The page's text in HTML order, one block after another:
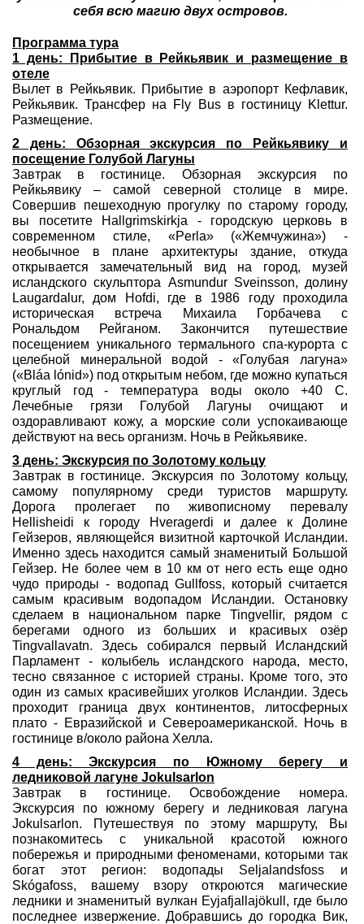
О компании
Отзывы
себя всю магию двух островов.
Программа тура
1 день: Прибытие в Рейкьявик и размещение в
отеле
Вылет в Рейкьявик. Прибытие в аэропорт Кефлавик,
Рейкьявик. Трансфер на Fly Bus в гостиницу Klettur.
Размещение.
2 день: Обзорная экскурсия по Рейкьявику и
посещение Голубой Лагуны
Завтрак в гостинице. Обзорная экскурсия по
Рейкьявику – самой северной столице в мире.
Совершив пешеходную прогулку по старому городу,
вы посетите Hallgrimskirkja - городскую церковь в
современном стиле, «Perla» («Жемчужина») -
необычное в плане архитектуры здание, откуда
открывается замечательный вид на город, музей
исландского скульптора Asmundur Sveinsson, долину
Laugardalur, дом Hofdi, где в 1986 году проходила
историческая встреча Михаила Горбачева с
Рональдом Рейганом. Закончитcя путешествие
посeщением уникального термального спа-курорта с
целебной минеральной водой - «Голубая лагуна»
(«Bláa lónid») под открытым небом, где можно купаться
круглый год - температура воды около +40 C.
Лечебные грязи Голубой Лагуны очищают и
оздоравливают кожу, а морские соли успокаивающе
действуют на весь организм. Ночь в Рейкьявике.
3 день: Экскурсия по Золотому кольцу
Завтрак в гостинице. Экскурсия по Золотому кольцу,
самому популярному среди туристов маршруту.
Дорога пролегает по живописному перевалу
Hellisheidi к городу Hveragerdi и далее к Долине
Гейзеров, являющейся визитной карточкой Исландии.
Именно здесь находится самый знаменитый Большой
Гейзер. Не более чем в 10 км от него есть еще одно
чудо природы - водопад Gullfoss, который считается
самым красивым водопадом Исландии. Остановку
сделаем в национальном парке Tingvellir, рядом с
берегами одного из больших и красивых озёр
Tingvallavatn. Здесь собирался первый Исландский
Парламент - колыбель исландского народа, место,
тесно связанное с историей страны. Кроме того, это
один из самых красивейших уголков Исландии. Здесь
проходит граница двух континентов, литосферных
плато - Евразийской и Североамериканской. Ночь в
гостинице в/около района Хелла.
4 день: Экскурсия по Южному берегу и
ледниковой лагуне Jokulsarlon
Завтрак в гостинице. Освобождение номера.
Экскурсия по южному берегу и ледниковая лагуна
Jokulsarlon. Путешествуя по этому маршруту, Вы
познакомитесь с уникальной красотой южногo
побережья и природными феноменами, которыми так
богат этот регион: водопады Seljalandsfoss и
Skógafoss, вашему взору откроются магические
ледники и знаменитый вулкан Eyjafjallajökull, где было
последнее извержение. Добравшись до городка Вик,